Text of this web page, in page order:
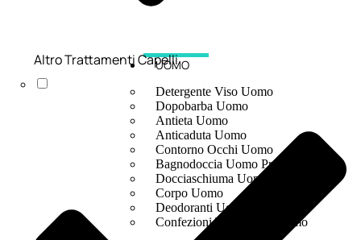
UOMO
Detergente Viso Uomo
Dopobarba Uomo
Antieta Uomo
Anticaduta Uomo
Contorno Occhi Uomo
Bagnodoccia Uomo Profumi
Docciaschiuma Uomo
Corpo Uomo
Deodoranti Uomo
Confezioni Trattamenti Uomo
Altro Trattamenti Capelli